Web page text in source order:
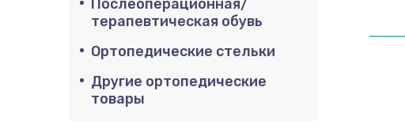
Послеоперационная/
терапевтическая обувь
Ортопедические стельки
Другие ортопедические
товары